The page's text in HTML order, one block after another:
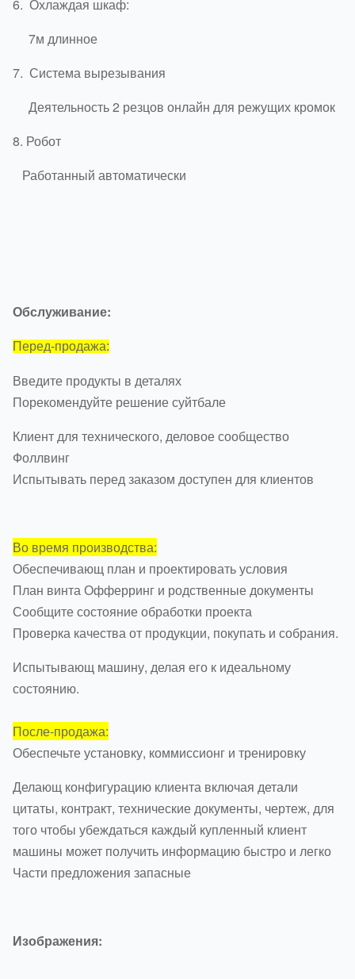
6. Охлаждая шкаф:
7м длинное
7. Система вырезывания
Деятельность 2 резцов онлайн для режущих кромок
8. Робот
Работанный автоматически
Обслуживание:
Перед-продажа:
Введите продукты в деталях
Порекомендуйте решение суйтбале
Клиент для технического, деловое сообщество
Фоллвинг
Испытывать перед заказом доступен для клиентов
Во время производства:
Обеспечивающ план и проектировать условия
План винта Офферринг и родственные документы
Сообщите состояние обработки проекта
Проверка качества от продукции, покупать и собрания.
Испытывающ машину, делая его к идеальному
состоянию.
После-продажа:
Обеспечьте установку, коммиссионг и тренировку
Делающ конфигурацию клиента включая детали
цитаты, контракт, технические документы, чертеж, для
того чтобы убеждаться каждый купленный клиент
машины может получить информацию быстро и легко
Части предложения запасные
Изображения: